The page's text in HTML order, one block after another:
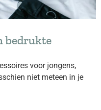
bedrukte
voor jongens,
niet meteen in je